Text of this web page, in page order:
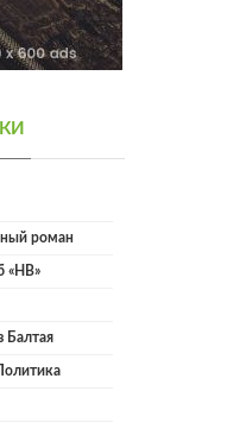
роман
«НВ»
Балтая